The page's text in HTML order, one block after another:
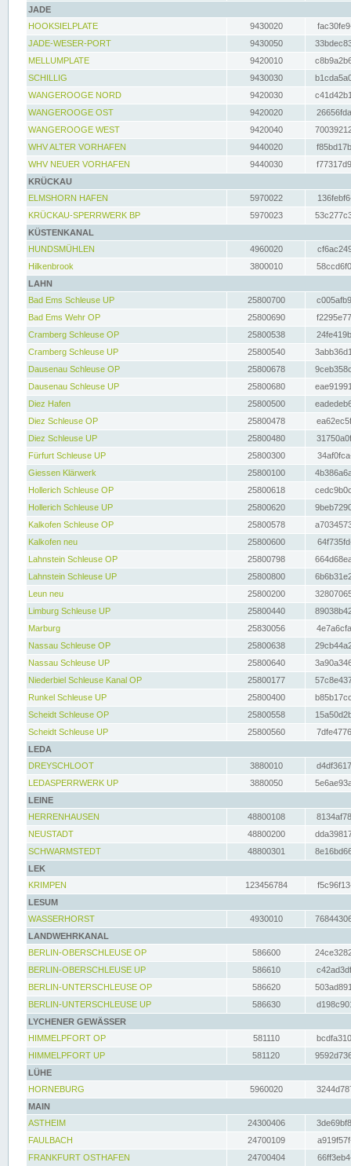
JADE
HOOKSIELPLATE
9430020
JADE-WESER-PORT
9430050
MELLUMPLATE
9420010
SCHILLIG
9430030
WANGEROOGE NORD
9420030
WANGEROOGE OST
9420020
WANGEROOGE WEST
9420040
WHV ALTER VORHAFEN
9440020
WHV NEUER VORHAFEN
9440030
KRÜCKAU
ELMSHORN HAFEN
5970022
KRÜCKAU-SPERRWERK BP
5970023
KÜSTENKANAL
HUNDSMÜHLEN
4960020
Hilkenbrook
3800010
LAHN
Bad Ems Schleuse UP
25800700
Bad Ems Wehr OP
25800690
Cramberg Schleuse OP
25800538
Cramberg Schleuse UP
25800540
Dausenau Schleuse OP
25800678
Dausenau Schleuse UP
25800680
Diez Hafen
25800500
Diez Schleuse OP
25800478
Diez Schleuse UP
25800480
Fürfurt Schleuse UP
25800300
Giessen Klärwerk
25800100
Hollerich Schleuse OP
25800618
Hollerich Schleuse UP
25800620
Kalkofen Schleuse OP
25800578
Kalkofen neu
25800600
Lahnstein Schleuse OP
25800798
Lahnstein Schleuse UP
25800800
Leun neu
25800200
Limburg Schleuse UP
25800440
Marburg
25830056
Nassau Schleuse OP
25800638
Nassau Schleuse UP
25800640
Niederbiel Schleuse Kanal OP
25800177
Runkel Schleuse UP
25800400
Scheidt Schleuse OP
25800558
Scheidt Schleuse UP
25800560
LEDA
DREYSCHLOOT
3880010
LEDASPERRWERK UP
3880050
LEINE
HERRENHAUSEN
48800108
NEUSTADT
48800200
SCHWARMSTEDT
48800301
LEK
KRIMPEN
123456784
LESUM
WASSERHORST
4930010
LANDWEHRKANAL
BERLIN-OBERSCHLEUSE OP
586600
BERLIN-OBERSCHLEUSE UP
586610
BERLIN-UNTERSCHLEUSE OP
586620
BERLIN-UNTERSCHLEUSE UP
586630
LYCHENER GEWÄSSER
HIMMELPFORT OP
581110
HIMMELPFORT UP
581120
LÜHE
HORNEBURG
5960020
MAIN
ASTHEIM
24300406
FAULBACH
24700109
FRANKFURT OSTHAFEN
24700404